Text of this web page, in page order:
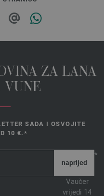
ZA LANA
VUNE
SADA I OSVOJITE
10 €.*
*
Vaučer
vrijedi 14